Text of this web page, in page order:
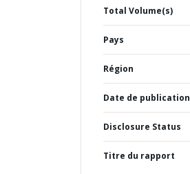
Total Volume(s)
Pays
Région
Date de publication
Disclosure Status
Titre du rapport